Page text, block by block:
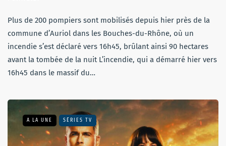
Plus de 200 pompiers sont mobilisés depuis hier près de la
commune d’Auriol dans les Bouches-du-Rhône, où un
incendie s’est déclaré vers 16h45, brûlant ainsi 90 hectares
avant la tombée de la nuit L’incendie, qui a démarré hier vers
16h45 dans le massif du…
A LA UNE SÉRIES TV